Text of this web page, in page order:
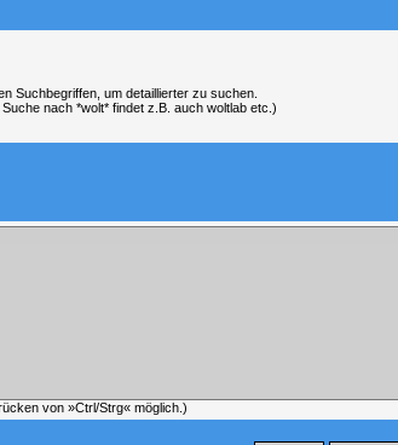
Suchbegriffen, um detaillierter zu suchen.
nach *wolt* findet z.B. auch woltlab etc.)
von »Ctrl/Strg« möglich.)